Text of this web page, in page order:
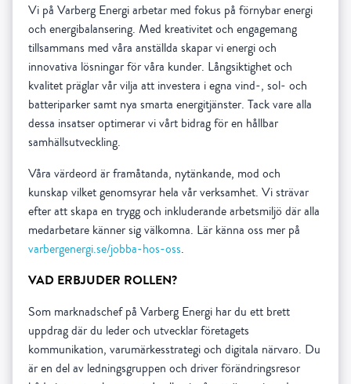
Vi på Varberg Energi arbetar med fokus på förnybar energi
och energibalansering. Med kreativitet och engagemang
tillsammans med våra anställda skapar vi energi och
innovativa lösningar för våra kunder. Långsiktighet och
kvalitet präglar vår vilja att investera i egna vind-, sol- och
batteriparker samt nya smarta energitjänster. Tack vare alla
dessa insatser optimerar vi vårt bidrag för en hållbar
samhällsutveckling.
Våra värdeord är framåtanda, nytänkande, mod och
kunskap vilket genomsyrar hela vår verksamhet. Vi strävar
efter att skapa en trygg och inkluderande arbetsmiljö där alla
medarbetare känner sig välkomna. Lär känna oss mer på
varbergenergi.se/jobba-hos-oss.
VAD ERBJUDER ROLLEN?
Som marknadschef på Varberg Energi har du ett brett
uppdrag där du leder och utvecklar företagets
kommunikation, varumärkesstrategi och digitala närvaro. Du
är en del av ledningsgruppen och driver förändringsresor